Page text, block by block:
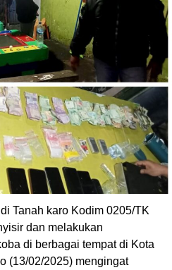
Tanah karo Kodim 0205/TK
dan melakukan
di berbagai tempat di Kota
(13/02/2025) mengingat